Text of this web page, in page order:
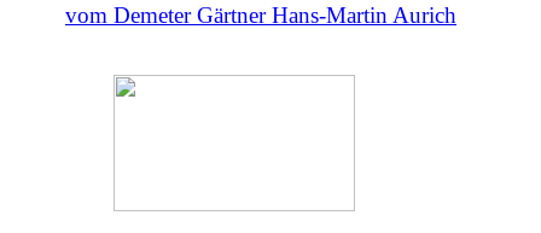
vom Demeter Gärtner Hans-Martin Aurich